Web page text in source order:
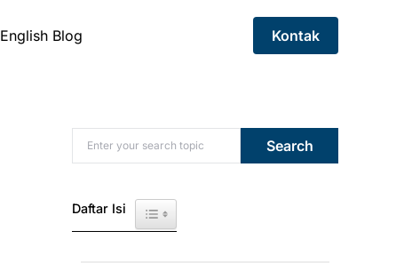
English Blog
Kontak
Search for: Search
Daftar Isi Toggle Table of Content